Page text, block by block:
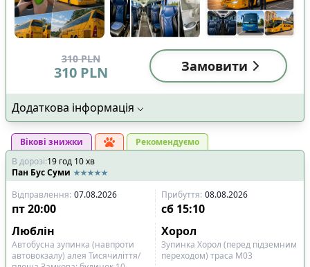
310 PLN
310 PLN Замовити
Додаткова інформація
Вікові знижки
Рекомендуємо
В дорозі:19 год 10хв
Пан Бус Суми
Відправлення: 07.08.2026 Прибуття: 08.08.2026
пт20:00 сб 15:10
Люблін
Хорол
Автобусна зупинка (навпроти
автовокзалу) алея Тисячиліття/
Зупинка Хорол (перед підземним
переходом) траса М03